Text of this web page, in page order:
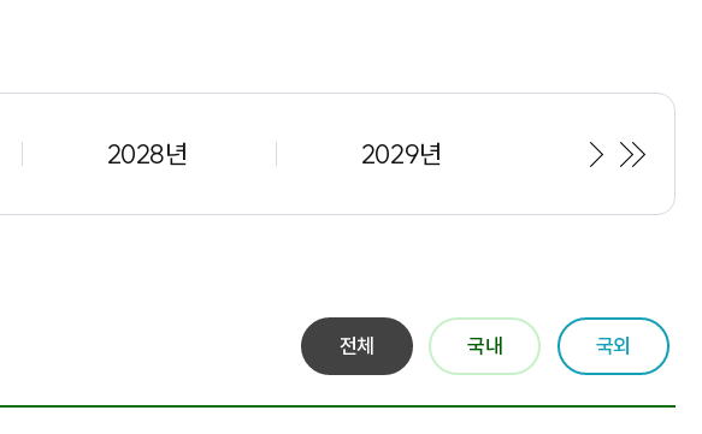
2028년 2029년
다
음
마
지
전체 국내 국외